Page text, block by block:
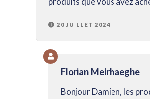
20 JUILLET 2024
Florian Meirhaeghe
Bonjour Damien, les